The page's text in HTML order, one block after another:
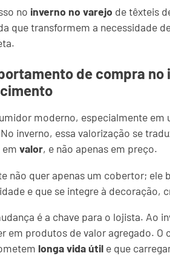
no inverno no varejo de têxteis
que transformem a necessidade
de compra
moderno, especialmente
inverno, essa valorização se
valor, e não apenas em preço.
não quer apenas um cobertor;
e que se integre à decoração,
é a chave para o lojista. Ao
em produtos de valor agregado.
longa vida útile que